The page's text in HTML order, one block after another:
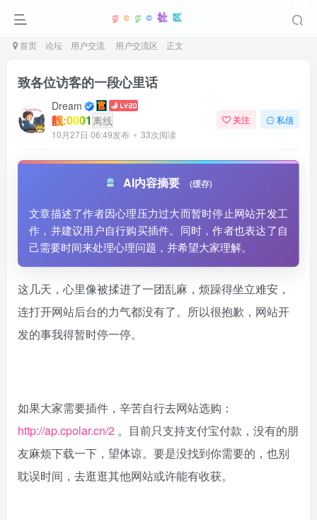
首页 论坛 用户交流 用户交流区 正文
致各位访客的一段心里话
Dream
靓:0001 离线
10月27日 06:49发布 33次阅读
关注 私信
AI内容摘要 (缓存)
文章描述了作者因心理压力过大而暂时停止网站开发工
作，并建议用户自行购买插件。同时，作者也表达了自
己需要时间来处理心理问题，并希望大家理解。
这几天，心里像被揉进了一团乱麻，烦躁得坐立难安，
连打开网站后台的力气都没有了。所以很抱歉，网站开
发的事我得暂时停一停。
如果大家需要插件，辛苦自行去网站选购：
http://ap.cpolar.cn/2 。目前只支持支付宝付款，没有的朋
友麻烦下载一下，望体谅。要是没找到你需要的，也别
耽误时间，去逛逛其他网站或许能有收获。